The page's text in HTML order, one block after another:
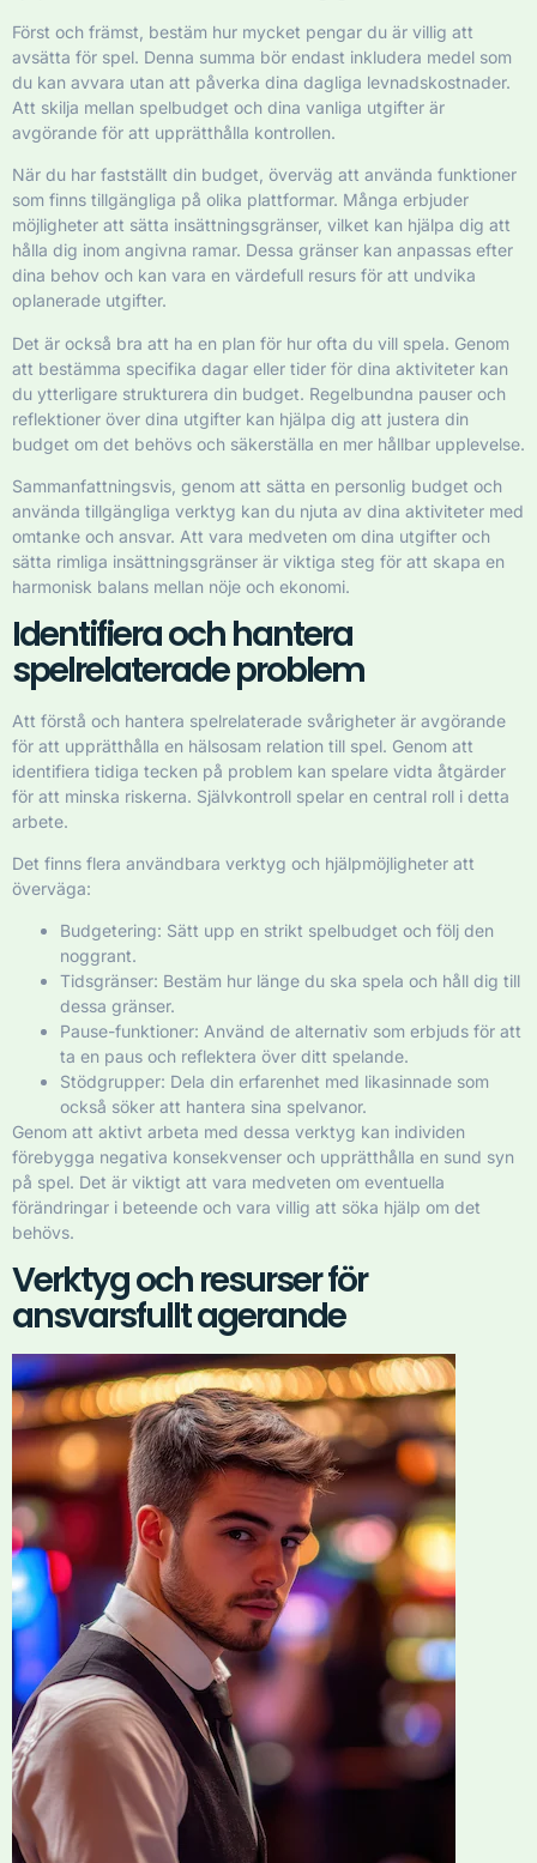
Först och främst, bestäm hur mycket pengar du är villig att
avsätta för spel. Denna summa bör endast inkludera medel som
du kan avvara utan att påverka dina dagliga levnadskostnader.
Att skilja mellan spelbudget och dina vanliga utgifter är
avgörande för att upprätthålla kontrollen.
När du har fastställt din budget, överväg att använda funktioner
som finns tillgängliga på olika plattformar. Många erbjuder
möjligheter att sätta insättningsgränser, vilket kan hjälpa dig att
hålla dig inom angivna ramar. Dessa gränser kan anpassas efter
dina behov och kan vara en värdefull resurs för att undvika
oplanerade utgifter.
Det är också bra att ha en plan för hur ofta du vill spela. Genom
att bestämma specifika dagar eller tider för dina aktiviteter kan
du ytterligare strukturera din budget. Regelbundna pauser och
reflektioner över dina utgifter kan hjälpa dig att justera din
budget om det behövs och säkerställa en mer hållbar upplevelse.
Sammanfattningsvis, genom att sätta en personlig budget och
använda tillgängliga verktyg kan du njuta av dina aktiviteter med
omtanke och ansvar. Att vara medveten om dina utgifter och
sätta rimliga insättningsgränser är viktiga steg för att skapa en
harmonisk balans mellan nöje och ekonomi.
Identifiera och hantera
spelrelaterade problem
Att förstå och hantera spelrelaterade svårigheter är avgörande
för att upprätthålla en hälsosam relation till spel. Genom att
identifiera tidiga tecken på problem kan spelare vidta åtgärder
för att minska riskerna. Självkontroll spelar en central roll i detta
arbete.
Det finns flera användbara verktyg och hjälpmöjligheter att
överväga:
Budgetering: Sätt upp en strikt spelbudget och följ den
noggrant.
Tidsgränser: Bestäm hur länge du ska spela och håll dig till
dessa gränser.
Pause-funktioner: Använd de alternativ som erbjuds för att
ta en paus och reflektera över ditt spelande.
Stödgrupper: Dela din erfarenhet med likasinnade som
också söker att hantera sina spelvanor.
Genom att aktivt arbeta med dessa verktyg kan individen
förebygga negativa konsekvenser och upprätthålla en sund syn
på spel. Det är viktigt att vara medveten om eventuella
förändringar i beteende och vara villig att söka hjälp om det
behövs.
Verktyg och resurser för
ansvarsfullt agerande